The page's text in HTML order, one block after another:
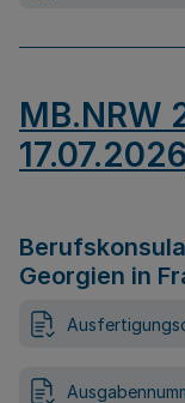
MB.NRW
17.07.2026
Georgien in